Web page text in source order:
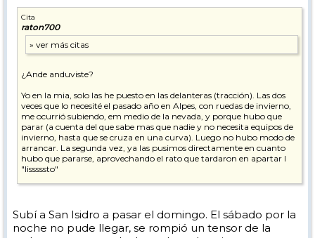
Cita
raton700
¿Ande anduviste?
Yo en la mia, solo las he puesto en las delanteras (tracción). Las dos
veces que lo necesité el pasado año en Alpes, con ruedas de invierno,
me ocurrió subiendo, em medio de la nevada, y porque hubo que
parar (a cuenta del que sabe mas que nadie y no necesita equipos de
invierno, hasta que se cruza en una curva). Luego no hubo modo de
arrancar. La segunda vez, ya las pusimos directamente en cuanto
hubo que pararse, aprovechando el rato que tardaron en apartar l
"lisssssto"
Subí a San Isidro a pasar el domingo. El sábado por la
noche no pude llegar, se rompió un tensor de la